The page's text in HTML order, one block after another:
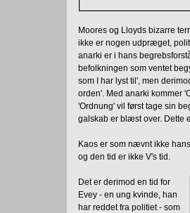
Moores og Lloyds bizarre
ikke er nogen udpræget,
anarki er i hans
befolkningen som ventet
som I har lyst til', men
orden'. Med anarki kommer
'Ordnung' vil først tage sin
galskab er blæst over. Dette
Kaos er som nævnt ikke
og den tid er ikke V's tid.
Det er derimod en tid for
Evey - en ung kvinde, han
har reddet fra politiet - som